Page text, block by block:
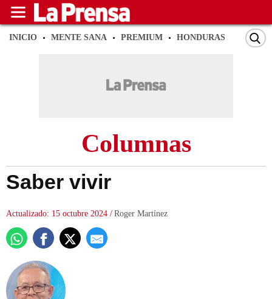
INICIO MENTE SANA PREMIUM HONDURAS SAN
Columnas
Saber vivir
Actualizado: 15 octubre 2024 / Roger Martínez